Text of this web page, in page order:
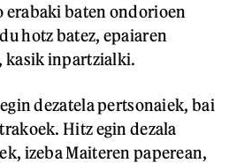
erabaki baten ondorioen
hotz batez, epaiaren
kasik inpartzialki.
dezatela pertsonaiek, bai
Hitz egin dezala
izeba Maiteren paperean,